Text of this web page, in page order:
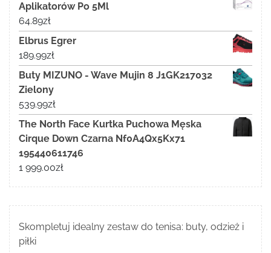
Aplikatorów Po 5Ml
64.89zł
Elbrus Egrer
189.99zł
Buty MIZUNO - Wave Mujin 8 J1GK217032
Zielony
539.99zł
The North Face Kurtka Puchowa Męska
Cirque Down Czarna Nf0A4Qx5Kx71
195440611746
1 999.00zł
Skompletuj idealny zestaw do tenisa: buty, odzież i
piłki